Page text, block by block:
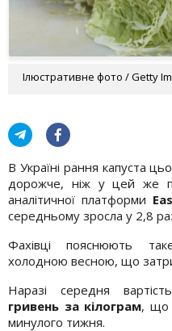
Ілюстративне фото / Getty
В Україні рання капуста
дорожче, ніж у цей же
аналітичної платформи
середньому зросла у 2,8
Фахівці пояснюють
холодною весною, що
Наразі середня
гривень за кілограм, що
минулого тижня.